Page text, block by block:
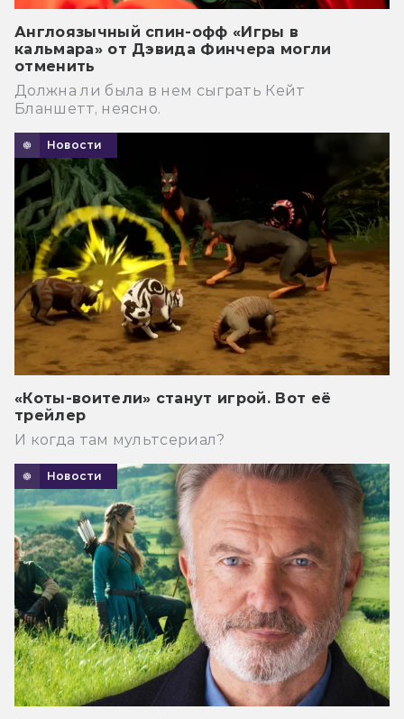
Англоязычный спин-офф «Игры в
кальмара» от Дэвида Финчера могли
отменить
Должна ли была в нем сыграть Кейт
Бланшетт, неясно.
Новости
«Коты-воители» станут игрой. Вот её
трейлер
И когда там мультсериал?
Новости